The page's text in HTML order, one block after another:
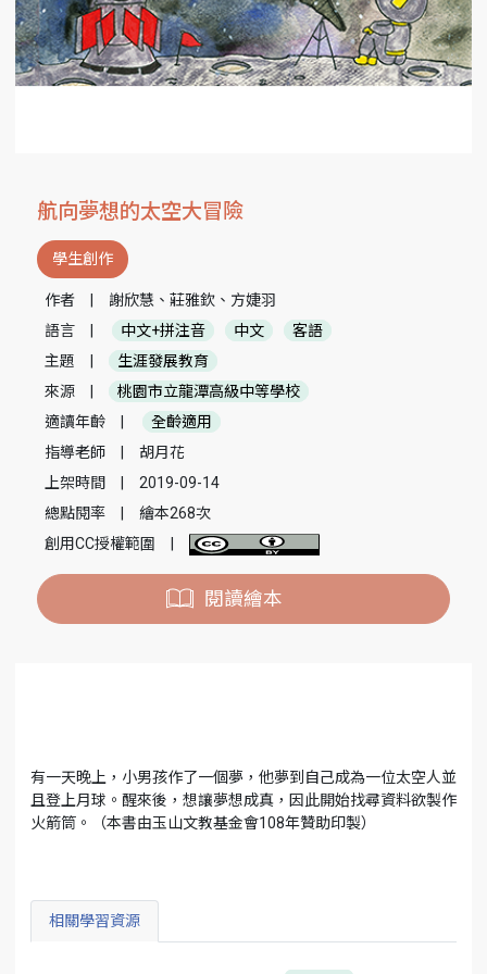
航向夢想的太空大冒險
學生創作
作者
謝欣慧、莊雅欽、方婕羽
語言
中文+拼注音 中文
客語
主題
生涯發展教育
來源
桃園市立龍潭高級中等學校
適讀年齡
全齡適用
指導老師
胡月花
上架時間
2019-09-14
總點閱率
繪本268次
創用CC授權範圍
閱讀繪本
有一天晚上，小男孩作了一個夢，他夢到自己成為一位太空人並
且登上月球。醒來後，想讓夢想成真，因此開始找尋資料欲製作
火箭筒。（本書由玉山文教基金會108年贊助印製）
相關學習資源